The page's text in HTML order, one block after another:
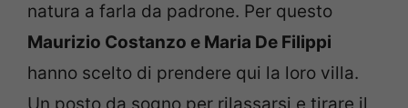
natura a farla da padrone. Per questo
Maurizio Costanzo e Maria De Filippi
hanno scelto di prendere qui la loro villa.